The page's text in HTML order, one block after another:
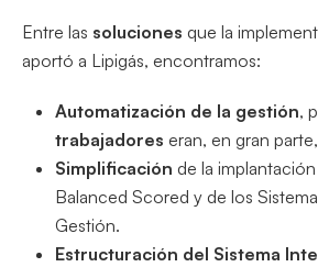
Entre las soluciones que la
aportó a Lipigás, encontramos:
Automatización de la gestión,
trabajadores eran, en gran parte,
Simplificación de la
Balanced Scored y de los
Gestión.
Estructuración del Sistema